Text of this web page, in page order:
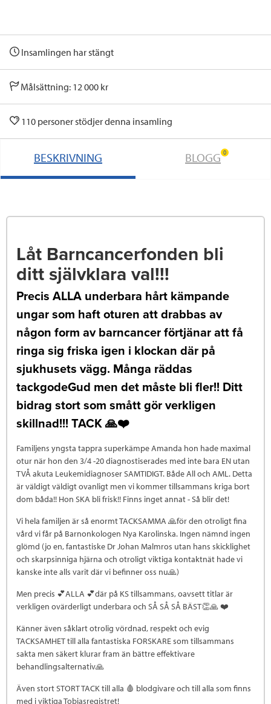
Insamlingen har stängt
Målsättning: 12 000 kr
110 personer stödjer denna insamling
BESKRIVNING BLOGG 0
Låt Barncancerfonden bli
ditt självklara val!!!
Precis ALLA underbara hårt kämpande
ungar som haft oturen att drabbas av
någon form av barncancer förtjänar att få
ringa sig friska igen i klockan där på
sjukhusets vägg. Många räddas
tackgodeGud men det måste bli fler!! Ditt
bidrag stort som smått gör verkligen
skillnad!!! TACK 🙏❤️
Familjens yngsta tappra superkämpe Amanda hon hade maximal
otur när hon den 3/4 -20 diagnostiserades med inte bara EN utan
TVÅ akuta Leukemidiagnoser SAMTIDIGT. Både All och AML. Detta
är väldigt väldigt ovanligt men vi kommer tillsammans kriga bort
dom båda!! Hon SKA bli frisk!! Finns inget annat - Så blir det!
Vi hela familjen är så enormt TACKSAMMA 🙏för den otroligt fina
vård vi får på Barnonkologen Nya Karolinska. Ingen nämnd ingen
glömd (jo en, fantastiske Dr Johan Malmros utan hans skicklighet
och skarpsinniga hjärna och otroligt viktiga kontaktnät hade vi
kanske inte alls varit där vi befinner oss nu🙏)
Men precis 💕ALLA 💕där på KS tillsammans, oavsett titlar är
verkligen ovärderligt underbara och SÅ SÅ SÅ BÄST👏🙏 ❤️
Känner även såklart otrolig vördnad, respekt och evig
TACKSAMHET till alla fantastiska FORSKARE som tillsammans
sakta men säkert klurar fram än bättre effektivare
behandlingsalternativ🙏
Även stort STORT TACK till alla 🩸 blodgivare och till alla som finns
med i viktiga Tobiasregistret!